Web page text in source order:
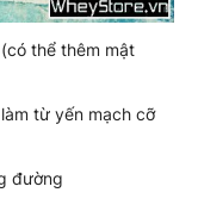
thể thêm mật
từ yến mạch cỡ
đường